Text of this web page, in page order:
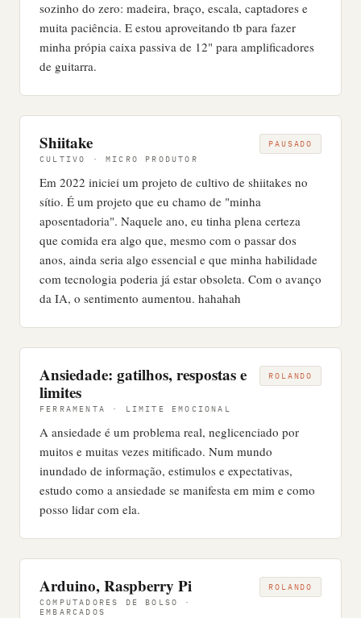
sozinho do zero: madeira, braço, escala, captadores e
muita paciência. E estou aproveitando tb para fazer
minha própia caixa passiva de 12" para amplificadores
de guitarra.
Shiitake
CULTIVO · MICRO PRODUTOR
PAUSADO
Em 2022 iniciei um projeto de cultivo de shiitakes no
sítio. É um projeto que eu chamo de "minha
aposentadoria". Naquele ano, eu tinha plena certeza
que comida era algo que, mesmo com o passar dos
anos, ainda seria algo essencial e que minha habilidade
com tecnologia poderia já estar obsoleta. Com o avanço
da IA, o sentimento aumentou. hahahah
Ansiedade: gatilhos, respostas e
limites
FERRAMENTA · LIMITE EMOCIONAL
ROLANDO
A ansiedade é um problema real, neglicenciado por
muitos e muitas vezes mitificado. Num mundo
inundado de informação, estimulos e expectativas,
estudo como a ansiedade se manifesta em mim e como
posso lidar com ela.
Arduino, Raspberry Pi
COMPUTADORES DE BOLSO ·
EMBARCADOS
ROLANDO